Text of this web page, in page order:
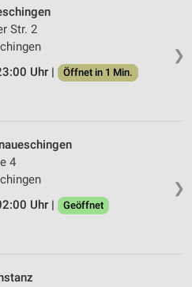
❯
Str. 2
Uhr |
Öffnet in 1 Min.
❯
4
Uhr |
Geöffnet